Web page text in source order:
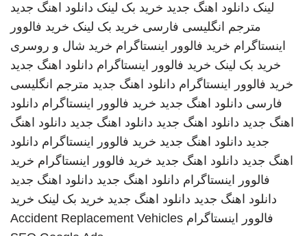
لینک دانلود اهنگ جدید خرید بک لینک دانلود اهنگ جدید
مترجم انگلیسی فارسی خرید بک لینک خرید فالوور
اینستاگرام خرید فالوور اینستاگرام خرید شال و روسری
خرید بک لینک خرید فالوور اینستاگرام دانلود اهنگ جدید
خرید فالوور اینستاگرام دانلود اهنگ جدید مترجم انگلیسی
فارسی دانلود اهنگ جدید خرید فالوور اینستاگرام دانلود
اهنگ جدید دانلود اهنگ جدید دانلود اهنگ جدید دانلود اهنگ
جدید دانلود اهنگ جدید خرید فالوور اینستاگرام دانلود
اهنگ جدید دانلود اهنگ جدید خرید فالوور اینستاگرام خرید
فالوور اینستاگرام دانلود اهنگ جدید دانلود اهنگ جدید
دانلود اهنگ جدید دانلود اهنگ جدید خرید بک لینک خرید
فالوور اینستاگرام Accident Replacement Vehicles